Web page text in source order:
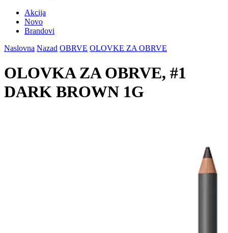
Akcija
Novo
Brandovi
Naslovna Nazad OBRVE OLOVKE ZA OBRVE
OLOVKA ZA OBRVE, #1
DARK BROWN 1G